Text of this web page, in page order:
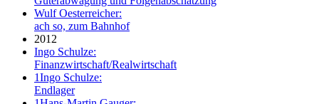
Wulf Oesterreicher:
ach so, zum Bahnhof
2012
Ingo Schulze:
Finanzwirtschaft/Realwirtschaft
1Ingo Schulze:
Endlager